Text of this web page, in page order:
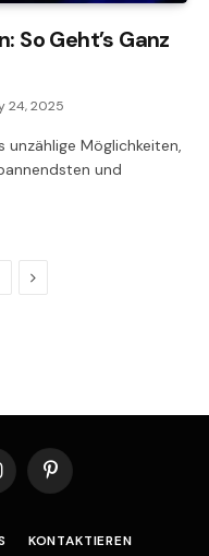
So Geht’s Ganz
24, 2025
Möglichkeiten,
und
Next
Pinterest
KONTAKTIEREN